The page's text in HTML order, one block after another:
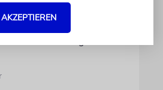
von NS-Dokuzentrum
AKZEPTIEREN